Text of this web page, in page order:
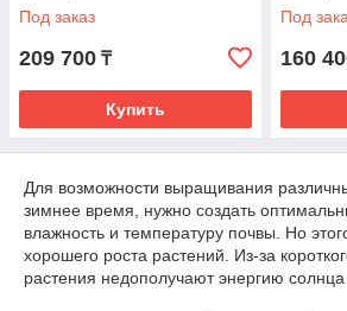
Под заказ
209 700 ₸
Купить
Под
160
Для возможности выращивания
зимнее время, нужно создать
влажность и температуру почвы. Но
хорошего роста растений. Из-за
растения недополучают энергию